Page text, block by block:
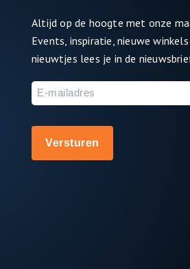
Altijd op de hoogte met onze
Events, inspiratie, nieuwe winkels
nieuwtjes lees je in de
E-
mailadres